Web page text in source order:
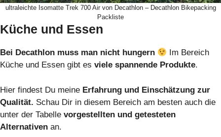
ultraleichte Isomatte Trek 700 Air von Decathlon – Decathlon Bikepacking
Packliste
Küche und Essen
Bei Decathlon muss man nicht hungern
Im Bereich
Küche und Essen gibt es viele spannende Produkte.
Hier findest Du meine Erfahrung und Einschätzung zur
Qualität. Schau Dir in diesem Bereich am besten auch die
unter der Tabelle vorgestellten und getesteten
Alternativen an.